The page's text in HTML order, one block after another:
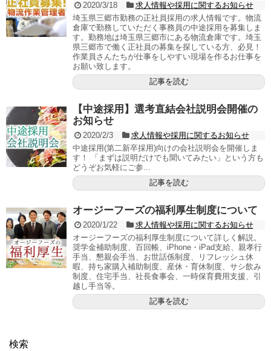
2020/3/18
求人情報や採用に関するお知らせ
埼玉県三郷市勤務の正社員採用の求人情報です。物流
倉庫で勤務していただく事務員の中途採用を募集しま
す。勤務地は埼玉県三郷市にある物流倉庫です。埼玉
県三郷市で働く正社員の募集を探している方、必見！
作業員さんたちが仕事をしやすい現場を作るお仕事を
お願い致します。
記事を読む
【中途採用】選考直結会社説明会開催の
お知らせ
2020/2/3
求人情報や採用に関するお知らせ
中途採用(第二新卒採用)向けの会社説明会を開催しま
す！ 「まずは説明だけでも聞いてみたい」という方も
どうぞお気軽にご参...
記事を読む
オージーフーズの福利厚生制度について
2020/1/22
求人情報や採用に関するお知らせ
オージーフーズの福利厚生制度について詳しく解説。
奨学金補助制度、百回帳、iPhone・iPad支給、親孝行
手当、懇親会手当、お世話係制度、リフレッシュ休
暇、持ち家購入補助制度、産休・育休制度、サシ飲み
制度、住宅手当、社長食事会、一時保育費用支援、引
越し手当等。
記事を読む
検索